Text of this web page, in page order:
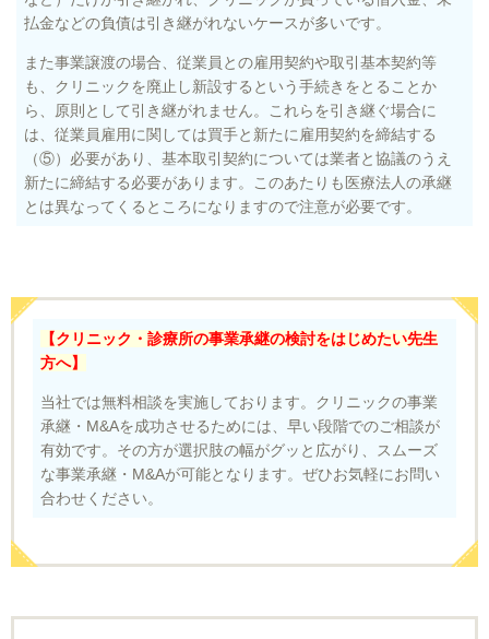
払金などの負債は引き継がれないケースが多いです。
また事業譲渡の場合、従業員との雇用契約や取引基本契約等
も、クリニックを廃止し新設するという手続きをとることか
ら、原則として引き継がれません。これらを引き継ぐ場合に
は、従業員雇用に関しては買手と新たに雇用契約を締結する
（⑤）必要があり、基本取引契約については業者と協議のうえ
新たに締結する必要があります。このあたりも医療法人の承継
とは異なってくるところになりますので注意が必要です。
【クリニック・診療所の事業承継の検討をはじめたい先生
方へ】
当社では無料相談を実施しております。クリニックの事業
承継・M&Aを成功させるためには、早い段階でのご相談が
有効です。その方が選択肢の幅がグッと広がり、スムーズ
な事業承継・M&Aが可能となります。ぜひお気軽にお問い
合わせください。